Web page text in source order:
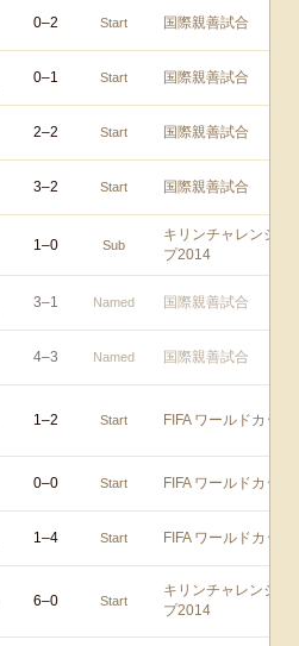
0–2 Start 国際親善試合
0–1 Start 国際親善試合
2–2 Start 国際親善試合
3–2 Start 国際親善試合
1–0 Sub
キリンチャレンジカ
プ2014
3–1 Named 国際親善試合
4–3 Named 国際親善試合
1–2 Start FIFA ワールドカップ
0–0 Start FIFA ワールドカップ
1–4 Start FIFA ワールドカップ
6–0 Start
キリンチャレンジカ
プ2014